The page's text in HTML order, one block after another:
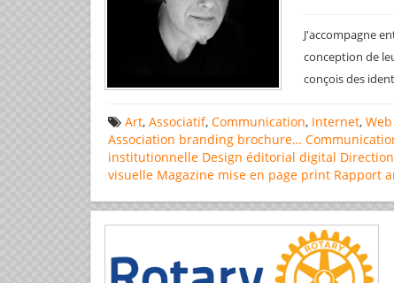
J'accompagne
conception de
conçois des
Art, Associatif, Communication, Internet,
Association branding brochure…
institutionnelle Design éditorial digital
visuelle Magazine mise en page print Rapport